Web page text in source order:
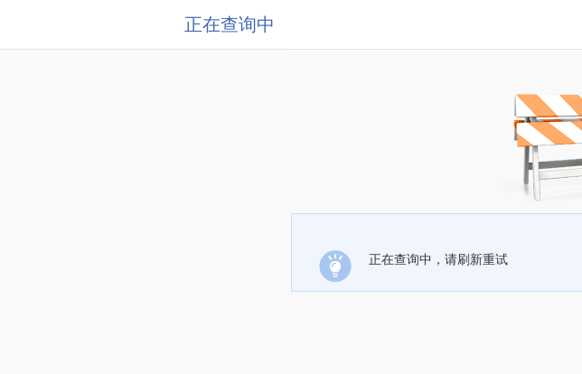
正在查询中
正在查询中，请刷新重试